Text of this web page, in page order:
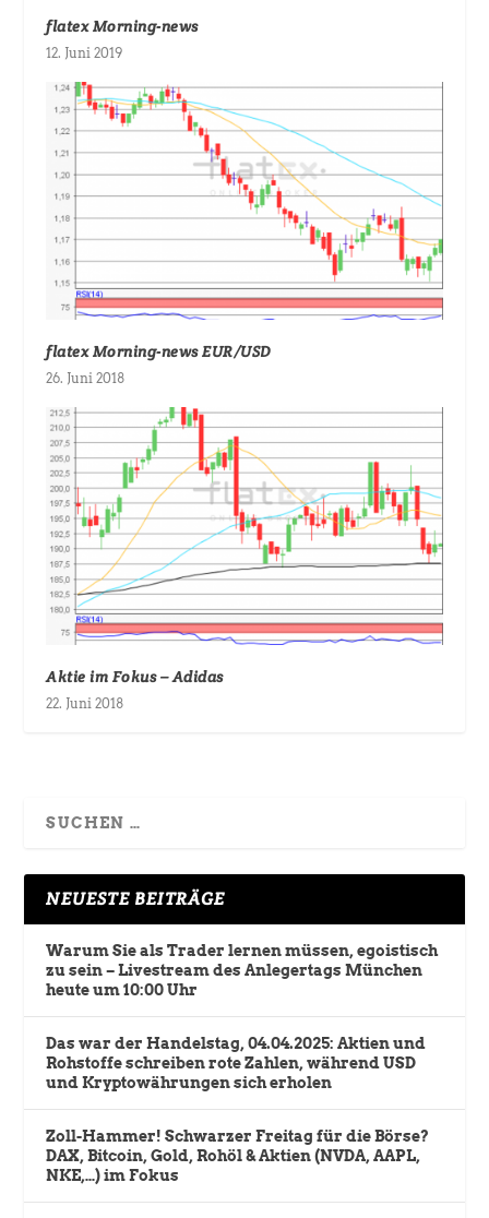
flatex Morning-news
12. Juni 2019
flatex Morning-news EUR/USD
26. Juni 2018
Aktie im Fokus – Adidas
22. Juni 2018
NEUESTE BEITRÄGE
Warum Sie als Trader lernen müssen, egoistisch
zu sein – Livestream des Anlegertags München
heute um 10:00 Uhr
Das war der Handelstag, 04.04.2025: Aktien und
Rohstoffe schreiben rote Zahlen, während USD
und Kryptowährungen sich erholen
Zoll-Hammer! Schwarzer Freitag für die Börse?
DAX, Bitcoin, Gold, Rohöl & Aktien (NVDA, AAPL,
NKE,…) im Fokus